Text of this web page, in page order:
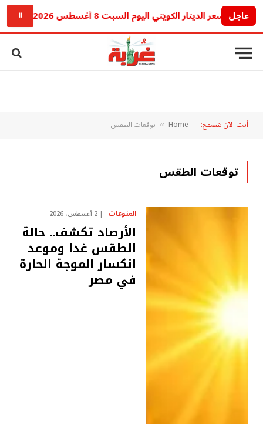
عاجل
سعر الدينار الكويتي اليوم السبت 8 أغسطس 2026.. استقرار أمام الجنيه المصري ⏸
أنت الآن تتصفح: Home
» توقعات الطقس
توقعات الطقس
المنوعات 2 أغسطس، 2026
الأرصاد تكشف.. حالة
الطقس غدا وموعد
انكسار الموجة الحارة
في مصر